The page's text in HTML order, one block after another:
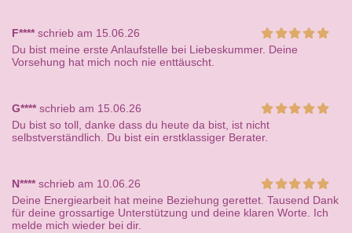
F****schrieb am 15.06.26
Du bist meine erste Anlaufstelle bei Liebeskummer. Deine
Vorsehung hat mich noch nie enttäuscht.
G****schrieb am 15.06.26
Du bist so toll, danke dass du heute da bist, ist nicht
selbstverständlich. Du bist ein erstklassiger Berater.
N****schrieb am 10.06.26
Deine Energiearbeit hat meine Beziehung gerettet. Tausend Dank
für deine grossartige Unterstützung und deine klaren Worte. Ich
melde mich wieder bei dir.